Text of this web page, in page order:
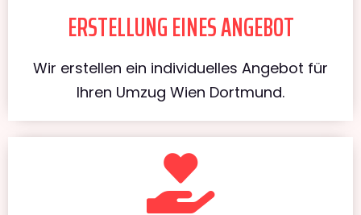
ERSTELLUNG EINES ANGEBOT
Wir erstellen ein individuelles Angebot für
Ihren Umzug Wien Dortmund.